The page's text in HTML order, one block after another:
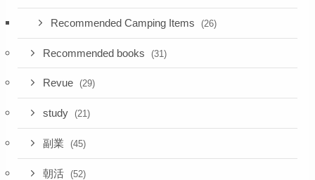
Recommended Camping Items (26)
Recommended books (31)
Revue (29)
study (21)
副業 (45)
朝活 (52)